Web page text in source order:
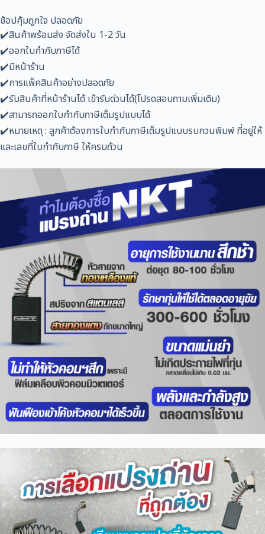
ช้อปคุ้มถูกใจ ปลอดภัย
✔️สินค้าพร้อมส่ง จัดส่งใน 1-2 วัน
✔️ออกใบกำกับภาษีได้
✔️มีหน้าร้าน
✔️การแพ็คสินค้าอย่างปลอดภัย
✔️รับสินค้าที่หน้าร้านได้ เข้ารับด่วนได้(โปรดสอบถามเพิ่มเติม)
✔️สามารถออกใบกำกับภาษีเต็มรูปแบบได้
✔️หมายเหตุ : ลูกค้าต้องการใบกำกับภาษีเต็มรูปแบบรบกวนพิมพ์ ที่อยู่ให้
และเลขที่ใบกำกับภาษี ให้ครบถ้วน